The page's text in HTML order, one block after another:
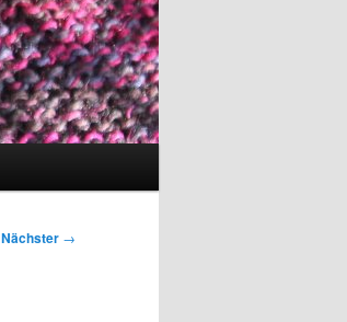
Nächster →